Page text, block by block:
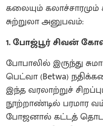
கலையும்
சுற்றுலா அனுபவம்:
1. போஜ்பூர் சிவன்
போபாலில் இருந்து
பெட்வா (Betwa)
இந்த வரலாற்றுச்
நூற்றாண்டில் பரமார
போஜனால் கட்டத்